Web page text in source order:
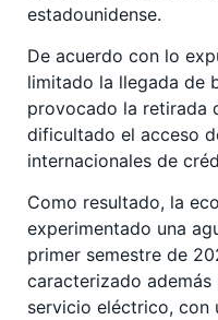
estadounidense.
De acuerdo con lo
limitado la llegada de
provocado la retirada
dificultado el acceso
internacionales de
Como resultado, la
experimentado una
primer semestre de
caracterizado
servicio eléctrico, con